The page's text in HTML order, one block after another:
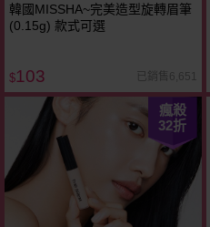
韓國MISSHA~完美造型旋轉眉筆
(0.15g) 款式可選
$103 已銷售6,651
瘋殺
32折